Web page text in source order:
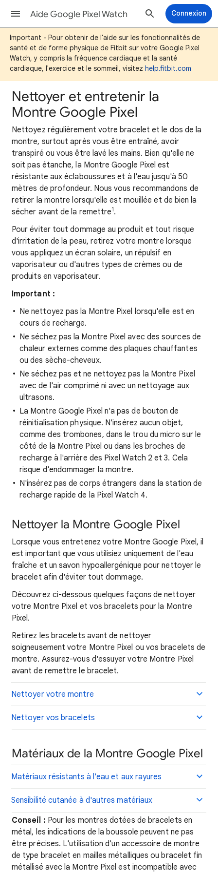
Aide Google Pixel Watch Connexion
Important - Pour obtenir de l'aide sur les fonctionnalités de
santé et de forme physique de Fitbit sur votre Google Pixel
Watch, y compris la fréquence cardiaque et la santé
cardiaque, l'exercice et le sommeil, visitez help.fitbit.com
Nettoyer et entretenir la
Montre Google Pixel
Nettoyez régulièrement votre bracelet et le dos de la
montre, surtout après vous être entraîné, avoir
transpiré ou vous être lavé les mains. Bien qu'elle ne
soit pas étanche, la Montre Google Pixel est
résistante aux éclaboussures et à l'eau jusqu'à 50
mètres de profondeur. Nous vous recommandons de
retirer la montre lorsqu'elle est mouillée et de bien la
sécher avant de la remettre1.
Pour éviter tout dommage au produit et tout risque
d'irritation de la peau, retirez votre montre lorsque
vous appliquez un écran solaire, un répulsif en
vaporisateur ou d'autres types de crèmes ou de
produits en vaporisateur.
Important :
Ne nettoyez pas la Montre Pixel lorsqu'elle est en
cours de recharge.
Ne séchez pas la Montre Pixel avec des sources de
chaleur externes comme des plaques chauffantes
ou des sèche-cheveux.
Ne séchez pas et ne nettoyez pas la Montre Pixel
avec de l'air comprimé ni avec un nettoyage aux
ultrasons.
La Montre Google Pixel n'a pas de bouton de
réinitialisation physique. N'insérez aucun objet,
comme des trombones, dans le trou du micro sur le
côté de la Montre Pixel ou dans les broches de
recharge à l'arrière des Pixel Watch 2 et 3. Cela
risque d'endommager la montre.
N'insérez pas de corps étrangers dans la station de
recharge rapide de la Pixel Watch 4.
Nettoyer la Montre Google Pixel
Lorsque vous entretenez votre Montre Google Pixel, il
est important que vous utilisiez uniquement de l'eau
fraîche et un savon hypoallergénique pour nettoyer le
bracelet afin d'éviter tout dommage.
Découvrez ci-dessous quelques façons de nettoyer
votre Montre Pixel et vos bracelets pour la Montre
Pixel.
Retirez les bracelets avant de nettoyer
soigneusement votre Montre Pixel ou vos bracelets de
montre. Assurez-vous d'essuyer votre Montre Pixel
avant de remettre le bracelet.
Nettoyer votre montre
Nettoyer vos bracelets
Matériaux de la Montre Google Pixel
Matériaux résistants à l'eau et aux rayures
Sensibilité cutanée à d'autres matériaux
Conseil : Pour les montres dotées de bracelets en
métal, les indications de la boussole peuvent ne pas
être précises. L'utilisation d'un accessoire de montre
de type bracelet en mailles métalliques ou bracelet fin
métallisé avec la Montre Pixel est incompatible avec